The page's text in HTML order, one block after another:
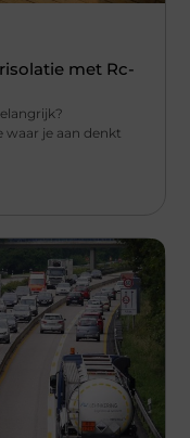
met Rc-
waar je aan denkt